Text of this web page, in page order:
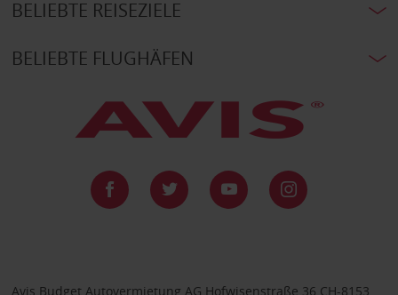
BELIEBTE REISEZIELE
BELIEBTE FLUGHÄFEN
Avis Budget Autovermietung AG Hofwisenstraße 36 CH-8153